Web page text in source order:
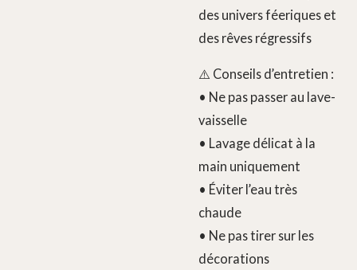
des univers féeriques et
des rêves régressifs
⚠️ Conseils d’entretien :
• Ne pas passer au lave-
vaisselle
• Lavage délicat à la
main uniquement
• Éviter l’eau très
chaude
• Ne pas tirer sur les
décorations